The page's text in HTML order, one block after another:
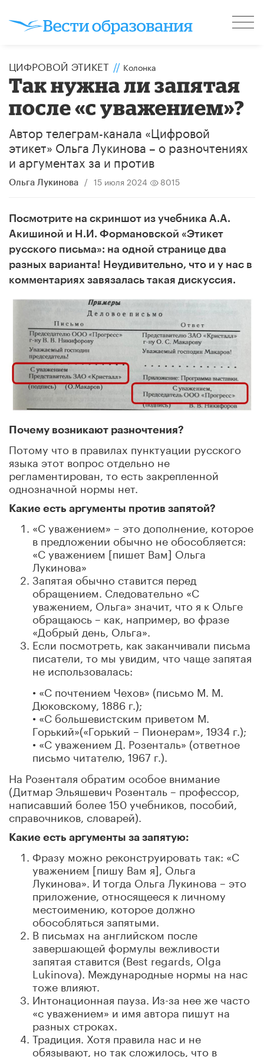
ЦИФРОВОЙ ЭТИКЕТ // Колонка
Так нужна ли запятая
после «с уважением»?
Автор телеграм-канала «Цифровой
этикет» Ольга Лукинова – о разночтениях
и аргументах за и против
Ольга Лукинова / 15 июля 2024 8015
Посмотрите на скриншот из учебника А.А.
Акишиной и Н.И. Формановской «Этикет
русского письма»: на одной странице два
разных варианта! Неудивительно, что и у нас в
комментариях завязалась такая дискуссия.
Почему возникают разночтения?
Потому что в правилах пунктуации русского
языка этот вопрос отдельно не
регламентирован, то есть закрепленной
однозначной нормы нет.
Какие есть аргументы против запятой?
«С уважением» – это дополнение, которое
в предложении обычно не обособляется:
«С уважением [пишет Вам] Ольга
Лукинова»
Запятая обычно ставится перед
обращением. Следовательно «С
уважением, Ольга» значит, что я к Ольге
обращаюсь – как, например, во фразе
«Добрый день, Ольга».
Если посмотреть, как заканчивали письма
писатели, то мы увидим, что чаще запятая
не использовалась:
• «С почтением Чехов» (письмо М. М.
Дюковскому, 1886 г.);
• «С большевистским приветом М.
Горький»(«Горький – Пионерам», 1934 г.);
• «С уважением Д. Розенталь» (ответное
письмо читателю, 1967 г.).
На Розенталя обратим особое внимание
(Дитмар Эльяшевич Розенталь – профессор,
написавший более 150 учебников, пособий,
справочников, словарей).
Какие есть аргументы за запятую:
Фразу можно реконструировать так: «С
уважением [пишу Вам я], Ольга
Лукинова». И тогда Ольга Лукинова – это
приложение, относящееся к личному
местоимению, которое должно
обособляться запятыми.
В письмах на английском после
завершающей формулы вежливости
запятая ставится (Best regards, Olga
Lukinova). Международные нормы на нас
тоже влияют.
Интонационная пауза. Из-за нее же часто
«с уважением» и имя автора пишут на
разных строках.
Традиция. Хотя правила нас и не
обязывают, но так сложилось, что в